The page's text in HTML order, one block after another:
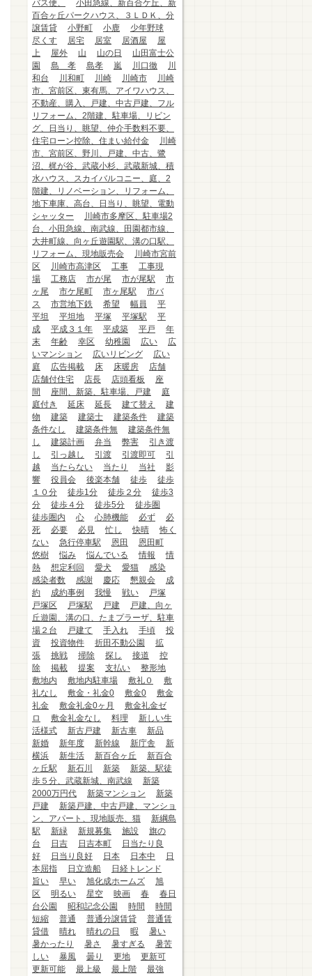
バス便、
小田急線、新百合ケ丘、新
百合ヶ丘パークハウス、３ＬＤＫ、分
譲賃貸
小野町 小鹿
少年野球
尽くす
居宅 居室 居酒屋
屋
上
屋外 山 山の日
山田富士公
園
島 孝 島孝 嵐 川口徹
川
和台
川和町 川崎 川崎市
川崎
市、宮前区、東有馬、アイワハウス、
不動産、購入、戸建、中古戸建、フル
リフォーム、2階建、駐車場、リビン
グ、日当り、眺望、仲介手数料不要、
住宅ローン控除、住まい給付金
川崎
市、宮前区、野川、戸建、中古、鷺
沼、梶が谷、武蔵小杉、武蔵新城、積
水ハウス、スカイバルコニー、庭、2
階建、リノベーション、リフォーム、
地下車庫、高台、日当り、眺望、電動
シャッター
川崎市多摩区、駐車場2
台、小田急線、南武線、田園都市線、
大井町線、向ヶ丘遊園駅、溝の口駅、
リフォーム、現地販売会
川崎市宮前
区
川崎市高津区 工事
工事現
場
工務店 市が尾 市が尾駅
市
ヶ尾
市ケ尾町 市ヶ尾駅
市バ
ス
市営地下鉄 希望 幅員
平
平坦
平坦地 平塚 平塚駅
平
成
平成３１年 平成築 平戸
年
末
年齢 幸区 幼稚園 広い
広
いマンション
広いリビング
広い
庭
広告掲載 床 床暖房
店舗
店舗付住宅
店長 店頭看板
座
間
座間、新築、駐車場、戸建
庭
庭付き
延床 延長 建て替え
建
物
建築 建築士 建築条件
建築
条件なし
建築条件無
建築条件無
し
建築計画 弁当 弊害
引き渡
し
引っ越し 引渡 引渡即可
引
越
当たらない 当たり 当社
影
響
役員会 後楽本舗 徒歩
徒歩
１０分
徒歩1分 徒歩２分
徒歩3
分
徒歩４分 徒歩5分
徒歩圏
徒歩圏内
心 心肺機能 必ず
必
死
必要 必見 忙し 快晴
怖く
ない
急行停車駅 恩田
恩田町
悠樹
悩み 悩んでいる 情報
情
熱
想定利回 愛犬 愛猫
感染
感染者数
感謝 慶応 懇親会
成
約
成約事例 我慢 戦い
戸塚
戸塚区
戸塚駅 戸建
戸建、向ヶ
丘遊園、溝の口、たまプラーザ、駐車
場２台
戸建て 手入れ 手頃
投
資
投資物件 折田不動公園
拡
張
挑戦 掃除 探し 接道
控
除
掲載 提案 支払い
整形地
敷地内
敷地内駐車場 敷礼０
敷
礼なし
敷金・礼金0 敷金0
敷金
礼金
敷金礼金0ヶ月
敷金礼金ゼ
ロ
敷金礼金なし 料理
新しい生
活様式
新古戸建 新古車
新品
新婚
新年度 新幹線 新庁舎
新
横浜
新生活 新百合ヶ丘
新百合
ヶ丘駅
新石川 新築
新築、駅徒
歩５分、武蔵新城、南武線
新築
2000万円代
新築マンション
新築
戸建
新築戸建、中古戸建、マンショ
ン、アパート、現地販売、猫
新綱島
駅
新緑 新規募集 施設
旗の
台
日吉 日吉本町
日当たり良
好
日当り良好 日本 日本中
日
本屈指
日立造船
日経トレンド
旨い
早い 旭化成ホームズ
旭
区
明るい 星空 映画 春
春日
台公園
昭和記念公園 時間
時間
短縮
普通 普通分譲賃貸
普通賃
貸借
晴れ 晴れの日 暇
暑い
暑かったり
暑さ 暑すぎる
暑苦
しい
暴風 曇り 更地
更新可
更新可能
最上級 最上階
最強